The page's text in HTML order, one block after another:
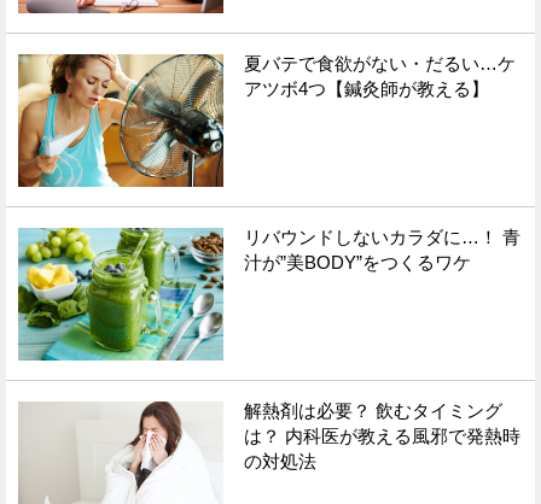
夏バテで食欲がない・だるい…ケ
アツボ4つ【鍼灸師が教える】
リバウンドしないカラダに…！ 青
汁が”美BODY”をつくるワケ
解熱剤は必要？ 飲むタイミング
は？ 内科医が教える風邪で発熱時
の対処法